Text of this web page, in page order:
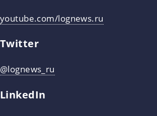
youtube.com/lognews.ru
Twitter
@lognews_ru
LinkedIn